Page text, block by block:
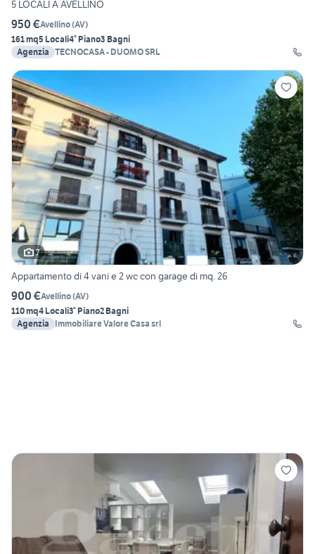
5 LOCALI A AVELLINO
950 €Avellino(AV)
161 mq5 Locali4° Piano3 Bagni
Agenzia TECNOCASA - DUOMO SRL
7
Appartamento di 4 vani e 2 wc con garage di mq. 26
900 €Avellino(AV)
110 mq4 Locali3° Piano2 Bagni
Agenzia
Immobiliare Valore Casa srl